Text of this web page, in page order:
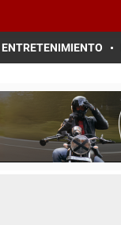
ENTRETENIMIENTO